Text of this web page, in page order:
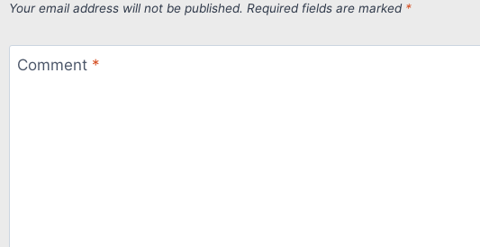
Your email address will not be published. Required fields are marked *
Comment *